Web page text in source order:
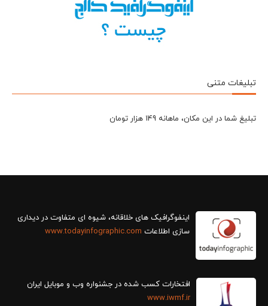
تبلیغات متنی
تبلیغ شما در این مکان، ماهانه 149 هزار تومان
سازی اطلاعات www.todayinfographic.com
افتخارات کسب شده در جشنواره وب و موبایل ایران
www.iwmf.ir